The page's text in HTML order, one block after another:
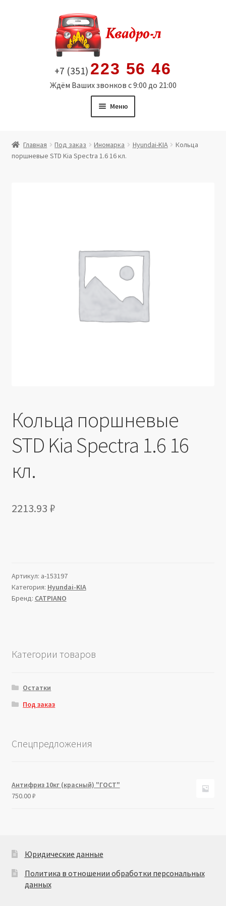
содержимому
+7 (351) 223 56 46
Ждём Ваших звонков с 9:00 до 21:00
Меню
Витрина
Юридические данные
Главная Под заказ Иномарка Hyundai-KIA
Кольца
поршневые STD Kia Spectra 1.6 16 кл.
Кольца поршневые
STD Kia Spectra 1.6 16
кл.
2213.93 ₽
Артикул: a-153197
Категория: Hyundai-KIA
Бренд: CATPIANO
Категории товаров
Остатки
Под заказ
Спецпредложения
Антифриз 10кг (красный) "ГОСТ"
750.00₽
Юридические данные
Политика в отношении обработки персональных
данных